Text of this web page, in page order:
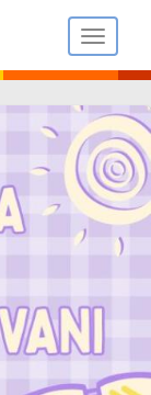
Toggle